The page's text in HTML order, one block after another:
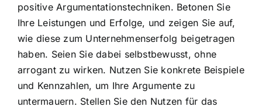
positive Argumentationstechniken. Betonen Sie
Ihre Leistungen und Erfolge, und zeigen Sie auf,
wie diese zum Unternehmenserfolg beigetragen
haben. Seien Sie dabei selbstbewusst, ohne
arrogant zu wirken. Nutzen Sie konkrete Beispiele
und Kennzahlen, um Ihre Argumente zu
untermauern. Stellen Sie den Nutzen für das